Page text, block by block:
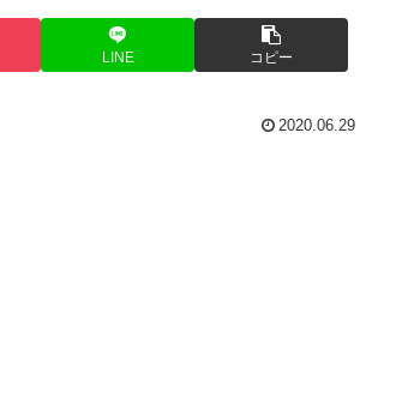
LINE コピー
2020.06.29